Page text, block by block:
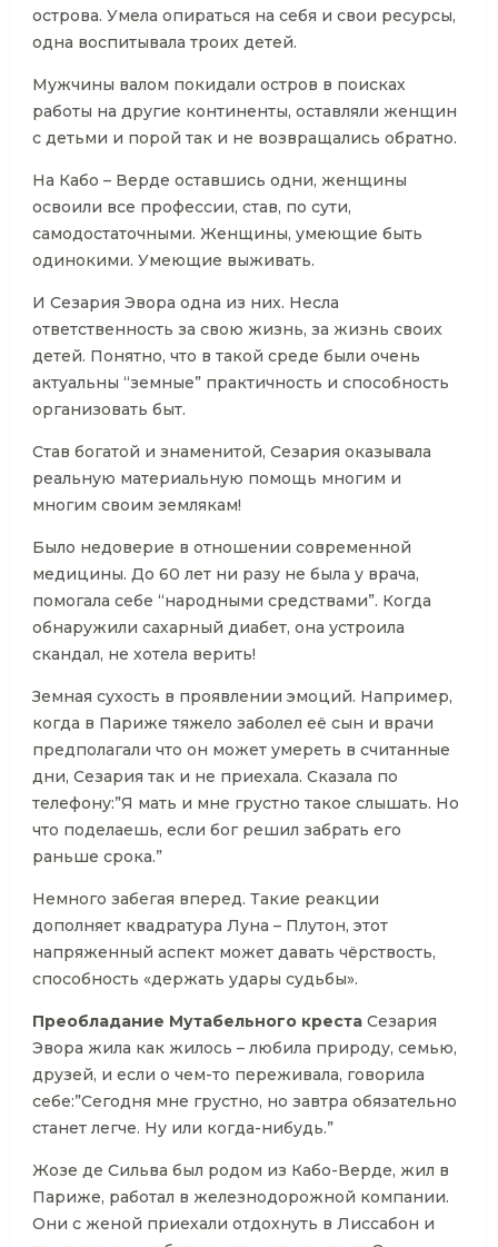
острова. Умела опираться на себя и свои ресурсы,
одна воспитывала троих детей.
Мужчины валом покидали остров в поисках
работы на другие континенты, оставляли женщин
с детьми и порой так и не возвращались обратно.
На Кабо – Верде оставшись одни, женщины
освоили все профессии, став, по сути,
самодостаточными. Женщины, умеющие быть
одинокими. Умеющие выживать.
И Сезария Эвора одна из них. Несла
ответственность за свою жизнь, за жизнь своих
детей. Понятно, что в такой среде были очень
актуальны “земные” практичность и способность
организовать быт.
Став богатой и знаменитой, Сезария оказывала
реальную материальную помощь многим и
многим своим землякам!
Было недоверие в отношении современной
медицины. До 60 лет ни разу не была у врача,
помогала себе “народными средствами”. Когда
обнаружили сахарный диабет, она устроила
скандал, не хотела верить!
Земная сухость в проявлении эмоций. Например,
когда в Париже тяжело заболел её сын и врачи
предполагали что он может умереть в считанные
дни, Сезария так и не приехала. Сказала по
телефону:”Я мать и мне грустно такое слышать. Но
что поделаешь, если бог решил забрать его
раньше срока.”
Немного забегая вперед. Такие реакции
дополняет квадратура Луна – Плутон, этот
напряженный аспект может давать чёрствость,
способность «держать удары судьбы».
Преобладание Мутабельного креста Сезария
Эвора жила как жилось – любила природу, семью,
друзей, и если о чем-то переживала, говорила
себе:”Сегодня мне грустно, но завтра обязательно
станет легче. Ну или когда-нибудь.”
Жозе де Сильва был родом из Кабо-Верде, жил в
Париже, работал в железнодорожной компании.
Они с женой приехали отдохнуть в Лиссабон и